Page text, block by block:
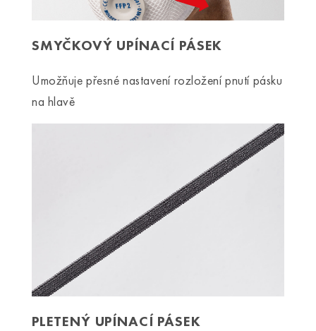
SMYČKOVÝ UPÍNACÍ PÁSEK
Umožňuje přesné nastavení rozložení pnutí pásku
na hlavě
PLETENÝ UPÍNACÍ PÁSEK